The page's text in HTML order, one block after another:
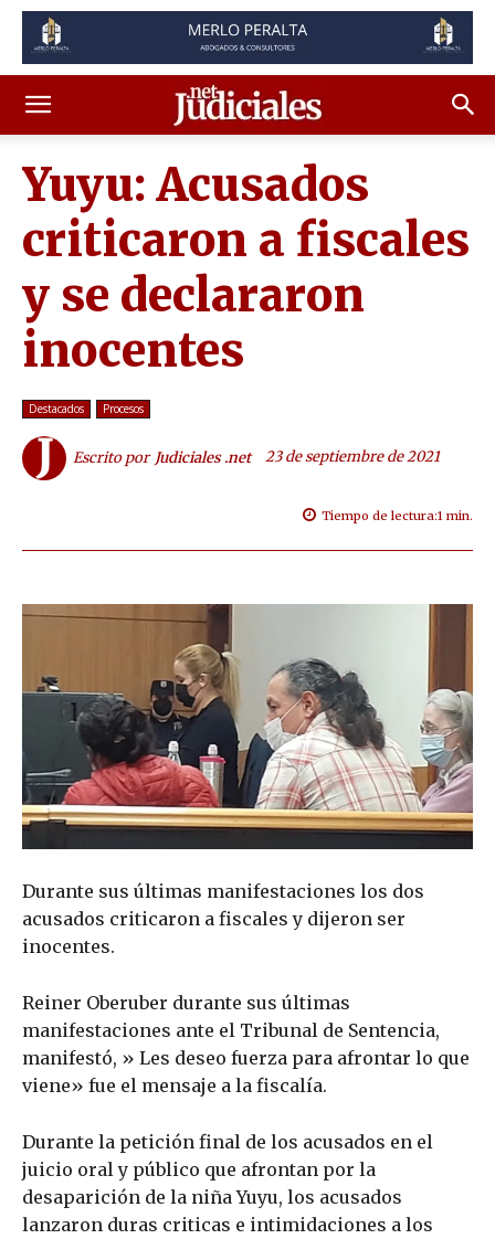
Yuyu: Acusados
criticaron a fiscales
y se declararon
inocentes
Destacados Procesos
Escrito por Judiciales .net 23 de septiembre de 2021
Tiempo de lectura:1 min.
Durante sus últimas manifestaciones los dos
acusados criticaron a fiscales y dijeron ser
inocentes.
Reiner Oberuber durante sus últimas
manifestaciones ante el Tribunal de Sentencia,
manifestó, » Les deseo fuerza para afrontar lo que
viene» fue el mensaje a la fiscalía.
Durante la petición final de los acusados en el
juicio oral y público que afrontan por la
desaparición de la niña Yuyu, los acusados
lanzaron duras criticas e intimidaciones a los